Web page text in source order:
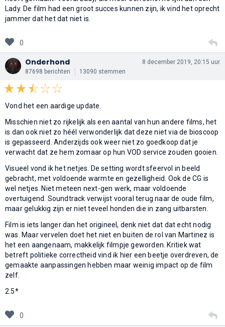
Lady. De film had een groot succes kunnen zijn, ik vind het oprecht
jammer dat het dat niet is.
0
Onderhond
87698 berichten 13090 stemmen
8 december 2019, 20:15 uur
Vond het een aardige update.
Misschien niet zo rijkelijk als een aantal van hun andere films, het
is dan ook niet zo héél verwonderlijk dat deze niet via de bioscoop
is gepasseerd. Anderzijds ook weer niet zo goedkoop dat je
verwacht dat ze hem zomaar op hun VOD service zouden gooien.
Visueel vond ik het netjes. De setting wordt sfeervol in beeld
gebracht, met voldoende warmte en gezelligheid. Ook de CG is
wel netjes. Niet meteen next-gen werk, maar voldoende
overtuigend. Soundtrack verwijst vooral terug naar de oude film,
maar gelukkig zijn er niet teveel honden die in zang uitbarsten.
Film is iets langer dan het origineel, denk niet dat dat echt nodig
was. Maar vervelen doet het niet en buiten de rol van Martinez is
het een aangenaam, makkelijk filmpje geworden. Kritiek wat
betreft politieke correctheid vind ik hier een beetje overdreven, de
gemaakte aanpassingen hebben maar weinig impact op de film
zelf.
2.5*
0